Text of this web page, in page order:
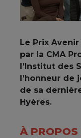
Le Prix
par la CMA
l’Institut des
l’honneur de
de sa
Hyères.
À PROPOS